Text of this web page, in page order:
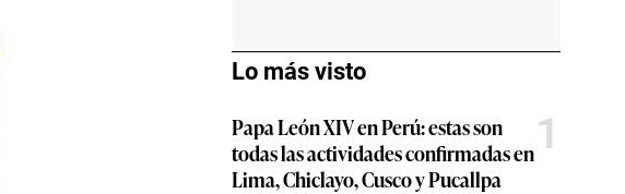
Lo más visto
Papa León XIV en Perú: estas son
todas las actividades confirmadas en
Lima, Chiclayo, Cusco y Pucallpa
1